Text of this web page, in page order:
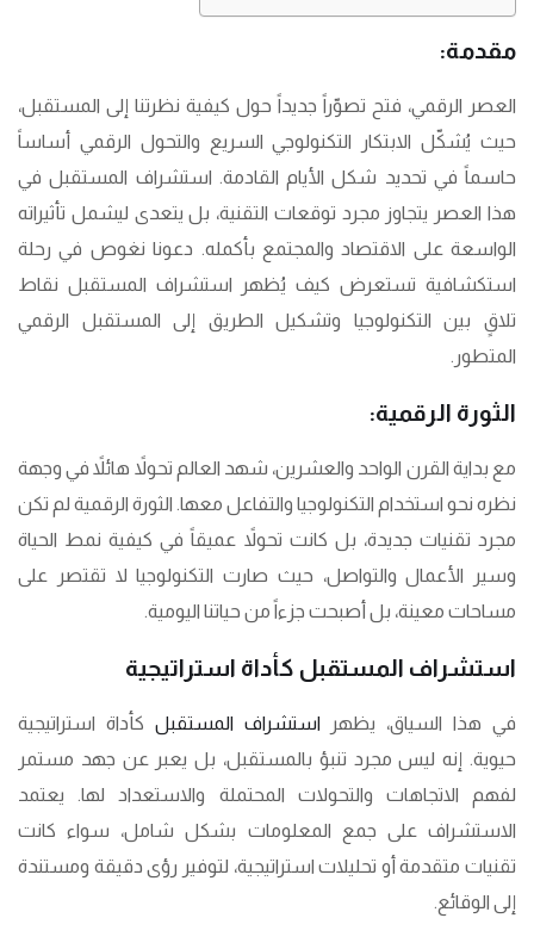
مقدمة:
العصر الرقمي، فتح تصوّراً جديداً حول كيفية نظرتنا إلى المستقبل،
حيث يُشكّل الابتكار التكنولوجي السريع والتحول الرقمي أساساً
حاسماً في تحديد شكل الأيام القادمة. استشراف المستقبل في
هذا العصر يتجاوز مجرد توقعات التقنية، بل يتعدى ليشمل تأثيراته
الواسعة على الاقتصاد والمجتمع بأكمله. دعونا نغوص في رحلة
استكشافية تستعرض كيف يُظهر استشراف المستقبل نقاط
تلاقٍ بين التكنولوجيا وتشكيل الطريق إلى المستقبل الرقمي
المتطور.
الثورة الرقمية:
مع بداية القرن الواحد والعشرين، شهد العالم تحولاً هائلاً في وجهة
نظره نحو استخدام التكنولوجيا والتفاعل معها. الثورة الرقمية لم تكن
مجرد تقنيات جديدة، بل كانت تحولاً عميقاً في كيفية نمط الحياة
وسير الأعمال والتواصل، حيث صارت التكنولوجيا لا تقتصر على
مساحات معينة، بل أصبحت جزءاً من حياتنا اليومية.
استشراف المستقبل كأداة استراتيجية
في هذا السياق، يظهر استشراف المستقبل كأداة استراتيجية
حيوية. إنه ليس مجرد تنبؤ بالمستقبل، بل يعبر عن جهد مستمر
لفهم الاتجاهات والتحولات المحتملة والاستعداد لها. يعتمد
الاستشراف على جمع المعلومات بشكل شامل، سواء كانت
تقنيات متقدمة أو تحليلات استراتيجية، لتوفير رؤى دقيقة ومستندة
إلى الوقائع.